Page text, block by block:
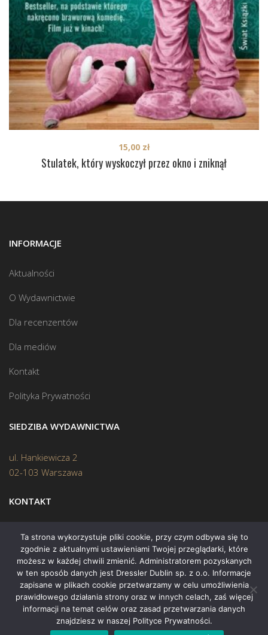
Stulatek, który wyskoczył przez okno i zniknął
15,00 zł
INFORMACJE
Aktualności
O Wydawnictwie
Dla recenzentów
Dla mediów
Kontakt
Polityka Prywatności
SIEDZIBA WYDAWNICTWA
ul. Hankiewicza 2
02-103 Warszawa
KONTAKT
Biuro: (22) 45 70 402
Mail:biuro@swiatksiazki.pl
Copyright © 2015 Świat Książki. Wszelkie prawa zastrzeżone
Ta strona wykorzystuje pliki cookie, przy czym odbywa się to
zgodnie z aktualnymi ustawieniami Twojej przeglądarki, które
możesz w każdej chwili zmienić. Administratorem pozyskanych
w ten sposób danych jest Dressler Dublin sp. z o.o. Informacje
zapisane w plikach cookie przetwarzamy w celu umożliwienia
prawidłowego działania strony oraz w innych celach, zaś więcej
informacji na temat celów oraz zasad przetwarzania danych
znajdziesz w naszej Polityce Prywatności.